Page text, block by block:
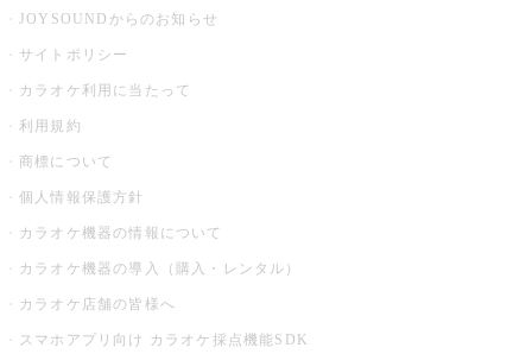
JOYSOUNDからのお知らせ
サイトポリシー
カラオケ利用に当たって
利用規約
商標について
個人情報保護方針
カラオケ機器の情報について
カラオケ機器の導入（購入・レンタル）
カラオケ店舗の皆様へ
スマホアプリ向け カラオケ採点機能SDK